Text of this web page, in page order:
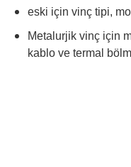
eski için vinç tipi,
Metalurjik vinç için
kablo ve termal